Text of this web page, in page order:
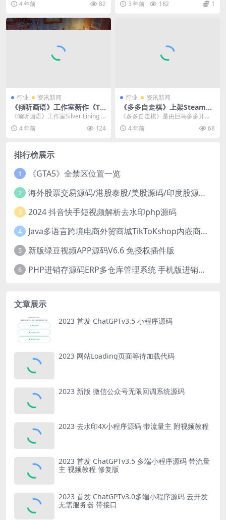
于2023年1...
4 年前 82
是...3 年前 182 1
行业 资讯新闻
《倾听画语》工作室新作《Th
e Star Named EOS》预告公
开 首发支持中文
《倾听画语》工作室Silver Lining S
tudio开发的手绘叙事解谜游戏...
4 年前 124
行业 资讯新闻
《多多自走棋》上架Steam页
面 支持中文，发售日待定
《多多自走棋》是由巨鸟多多开发
的自走棋游戏，自推出以来，就以
其全新的游玩模式以及...
4 年前 68
排行榜展示
1 《GTA5》全禁区位置一览
2 海外股票交易源码/港股泰股/美股源码/印度股源码/马拉西亚股票源码/国际股票配资
3 2024 抖音快手短视频解析去水印php源码
4 Java多语言跨境电商外贸商城TikToKshop内嵌商城I商家入驻I一键铺
5 新版绿豆视频APP源码V6.6 免授权插件版
6 PHP进销存源码ERP多仓库管理系统 手机版进销存 php网络版进销存小程序
文章展示
2023 首发 ChatGPTv3.5 小程序源码
2023 网站Loading页面等待加载代码
2023 新版 微信公众号无限回调系统源码
2023 去水印4X小程序源码 带流量主 附视频教程
2023 首发 ChatGPTv3.5 多端小程序源码 带流量
主 视频教程 修复版
2023 首发 ChatGPTv3.0多端小程序源码 云开发
无需服务器 带接口